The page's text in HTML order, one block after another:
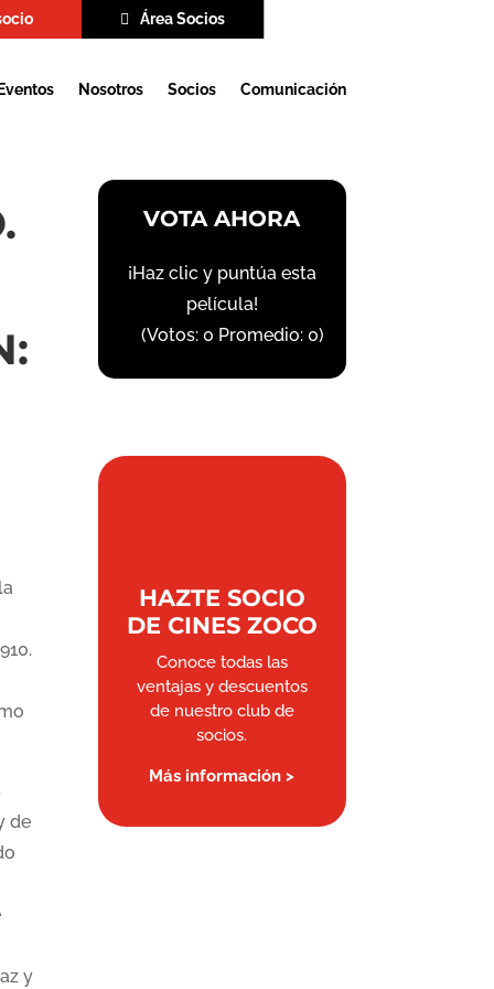
Área Socios
Nosotros Socios Comunicación
de
y
VOTA AHORA
¡Haz clic y puntúa esta
película!
(Votos:0 Promedio:0)
HAZTE SOCIO
DE CINES ZOCO
Conoce todas las
ventajas y descuentos
de nuestro club de
socios.
Más información >